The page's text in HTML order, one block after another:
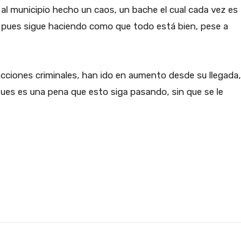
municipio hecho un caos, un bache el cual cada vez es
sigue haciendo como que todo está bien, pese a
criminales, han ido en aumento desde su llegada,
es una pena que esto siga pasando, sin que se le